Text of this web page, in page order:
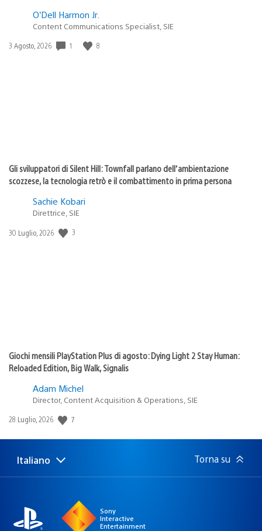
O’Dell Harmon Jr.
Content Communications Specialist, SIE
Data
3 Agosto, 2026 1 8
Gli sviluppatori di Silent Hill: Townfall parlano dell’ambientazione
scozzese, la tecnologia retrò e il combattimento in prima persona
Sachie Kobari
Direttrice, SIE
Data
30 Luglio, 2026 3
Giochi mensili PlayStation Plus di agosto: Dying Light 2 Stay Human:
Reloaded Edition, Big Walk, Signalis
Adam Michel
Director, Content Acquisition & Operations, SIE
Data
pubblicazione:
28 Luglio, 2026 7
Seleziona
una
Regione
attuale:
Italiano Torna su
Sony
Interactive
Entertainment